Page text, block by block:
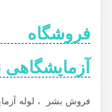
فروشگاه
فروش بشر ، لوله